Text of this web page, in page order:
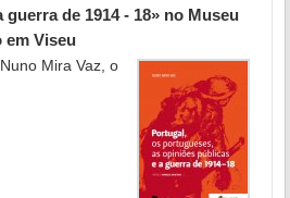
de 1914 - 18» no Museu
em Viseu
Mira Vaz, o